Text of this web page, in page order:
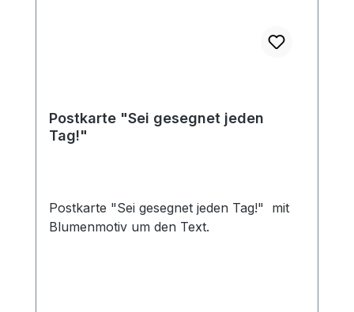
Postkarte "Sei gesegnet jeden
Tag!"
Postkarte "Sei gesegnet jeden Tag!" mit
Blumenmotiv um den Text.